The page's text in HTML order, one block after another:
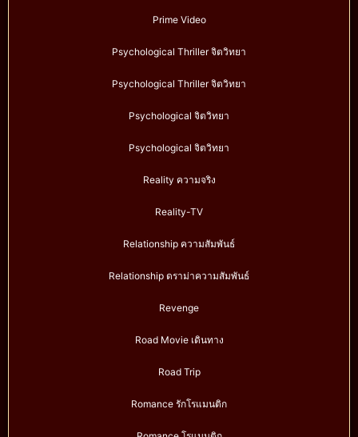
Prime Video
Psychological Thriller จิตวิทยา
Psychological Thriller จิตวิทยา
Psychological จิตวิทยา
Psychological จิตวิทยา
Reality ความจริง
Reality-TV
Relationship ความสัมพันธ์
Relationship ดราม่าความสัมพันธ์
Revenge
Road Movie เดินทาง
Road Trip
Romance รักโรแมนติก